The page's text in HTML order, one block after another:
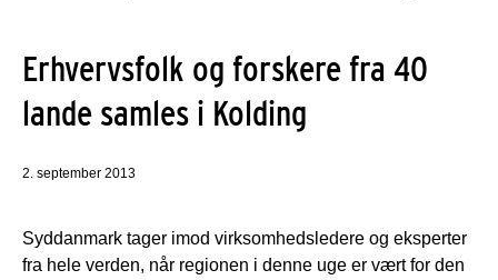
Erhvervsfolk og forskere fra 40
lande samles i Kolding
2. september 2013
Syddanmark tager imod virksomhedsledere og eksperter
fra hele verden, når regionen i denne uge er vært for den